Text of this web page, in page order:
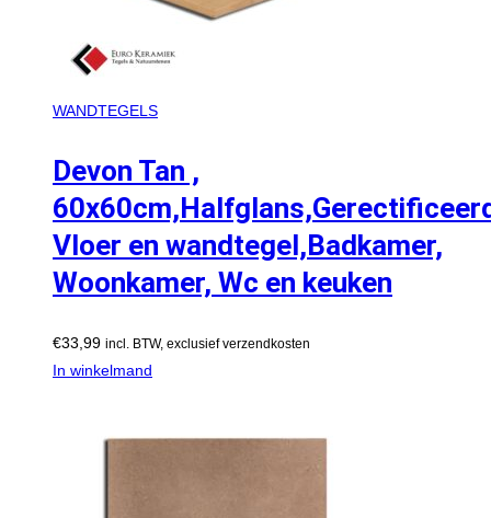
WANDTEGELS
Devon Tan ,
Vloer en wandtegel,Badkamer,
Woonkamer, Wc en keuken
€33,99 incl. BTW, exclusief verzendkosten
In winkelmand